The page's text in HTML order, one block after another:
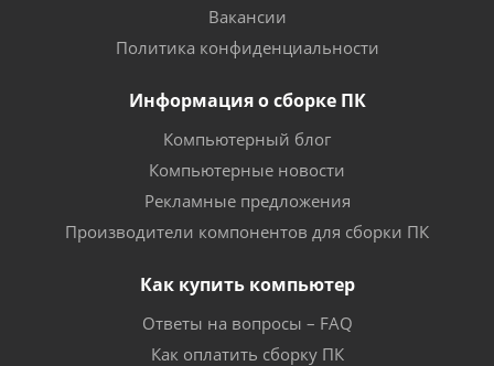
Вакансии
Политика конфиденциальности
Информация о сборке ПК
Компьютерный блог
Компьютерные новости
Рекламные предложения
Производители компонентов для сборки ПК
Как купить компьютер
Ответы на вопросы – FAQ
Как оплатить сборку ПК